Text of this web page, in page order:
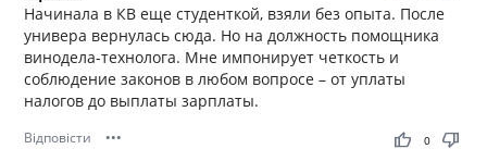
Начинала в КВ еще студенткой, взяли без опыта. После
универа вернулась сюда. Но на должность помощника
винодела-технолога. Мне импонирует четкость и
соблюдение законов в любом вопросе – от уплаты
налогов до выплаты зарплаты.
Відповісти ••• thumb_up thumb_down
0